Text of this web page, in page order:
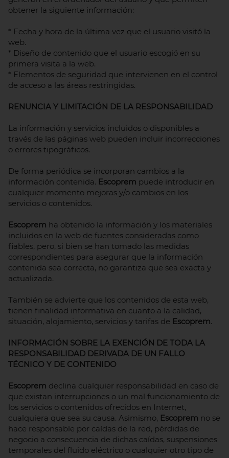
obtener la siguiente información:
* Fecha y hora de la última vez que el usuario visitó la
web.
* Diseño de contenido que el usuario escogió en su
primera visita a la web.
* Elementos de seguridad que intervienen en el control
de acceso a las áreas restringidas.
RENUNCIA Y LIMITACIÓN DE LA RESPONSABILIDAD
La información y servicios incluidos o disponibles a
través de las páginas web pueden incluir incorrecciones
o errores tipográficos.
De forma periódica se incorporan cambios a la
información contenida. Escoprem puede introducir en
cualquier momento mejoras y/o cambios en los
servicios o contenidos.
Escoprem ha obtenido la información y los materiales
incluidos en la web de fuentes consideradas como
fiables, pero, si bien se han tomado las medidas
correspondientes para asegurar que la información
contenida sea correcta, no garantiza que sea exacta y
actualizada.
También se advierte que los contenidos de esta web,
tienen finalidad informativa en cuanto a la calidad,
situación, alojamiento, servicios y tarifas de Escoprem.
INFORMACIÓN SOBRE LA EXENCIÓN DE TODA LA
RESPONSABILIDAD DERIVADA DE UN FALLO
TÉCNICO Y DE CONTENIDO
Escoprem declina cualquier responsabilidad en caso de
que existan interrupciones o un mal funcionamiento de
los servicios o contenidos ofrecidos en Internet,
cualquiera que sea su causa. Asimismo, Escoprem no se
hace responsable por caídas de la red, pérdidas de
negocio a consecuencia de dichas caídas, suspensiones
temporales del fluido eléctrico o cualquier otro tipo de